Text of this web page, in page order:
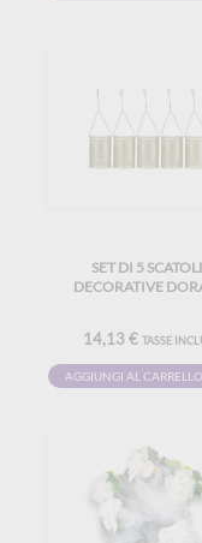
SET DI 5
DECORATIVE
14,13 € TASSE
AGGIUNGI AL CARRELLO